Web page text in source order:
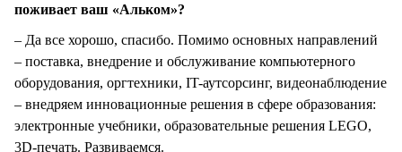
поживает ваш «Альком»?
– Да все хорошо, спасибо. Помимо основных направлений
– поставка, внедрение и обслуживание компьютерного
оборудования, оргтехники, IT-аутсорсинг, видеонаблюдение
– внедряем инновационные решения в сфере образования:
электронные учебники, образовательные решения LEGO,
3D-печать. Развиваемся.